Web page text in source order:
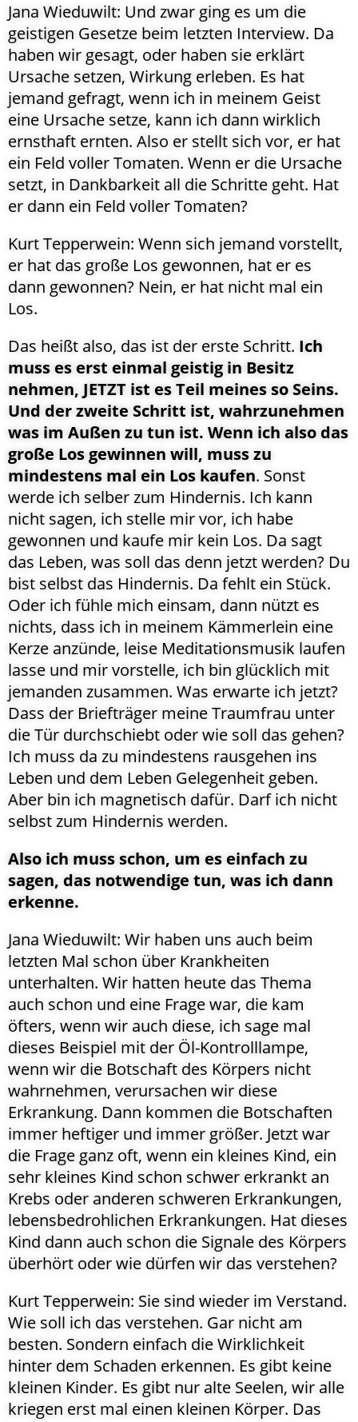
Jana Wieduwilt: Und zwar ging es um die
geistigen Gesetze beim letzten Interview. Da
haben wir gesagt, oder haben sie erklärt
Ursache setzen, Wirkung erleben. Es hat
jemand gefragt, wenn ich in meinem Geist
eine Ursache setze, kann ich dann wirklich
ernsthaft ernten. Also er stellt sich vor, er hat
ein Feld voller Tomaten. Wenn er die Ursache
setzt, in Dankbarkeit all die Schritte geht. Hat
er dann ein Feld voller Tomaten?
Kurt Tepperwein: Wenn sich jemand vorstellt,
er hat das große Los gewonnen, hat er es
dann gewonnen? Nein, er hat nicht mal ein
Los.
Das heißt also, das ist der erste Schritt. Ich
muss es erst einmal geistig in Besitz
nehmen, JETZT ist es Teil meines so Seins.
Und der zweite Schritt ist, wahrzunehmen
was im Außen zu tun ist. Wenn ich also das
große Los gewinnen will, muss zu
mindestens mal ein Los kaufen. Sonst
werde ich selber zum Hindernis. Ich kann
nicht sagen, ich stelle mir vor, ich habe
gewonnen und kaufe mir kein Los. Da sagt
das Leben, was soll das denn jetzt werden? Du
bist selbst das Hindernis. Da fehlt ein Stück.
Oder ich fühle mich einsam, dann nützt es
nichts, dass ich in meinem Kämmerlein eine
Kerze anzünde, leise Meditationsmusik laufen
lasse und mir vorstelle, ich bin glücklich mit
jemanden zusammen. Was erwarte ich jetzt?
Dass der Briefträger meine Traumfrau unter
die Tür durchschiebt oder wie soll das gehen?
Ich muss da zu mindestens rausgehen ins
Leben und dem Leben Gelegenheit geben.
Aber bin ich magnetisch dafür. Darf ich nicht
selbst zum Hindernis werden.
Also ich muss schon, um es einfach zu
sagen, das notwendige tun, was ich dann
erkenne.
Jana Wieduwilt: Wir haben uns auch beim
letzten Mal schon über Krankheiten
unterhalten. Wir hatten heute das Thema
auch schon und eine Frage war, die kam
öfters, wenn wir auch diese, ich sage mal
dieses Beispiel mit der Öl-Kontrolllampe,
wenn wir die Botschaft des Körpers nicht
wahrnehmen, verursachen wir diese
Erkrankung. Dann kommen die Botschaften
immer heftiger und immer größer. Jetzt war
die Frage ganz oft, wenn ein kleines Kind, ein
sehr kleines Kind schon schwer erkrankt an
Krebs oder anderen schweren Erkrankungen,
lebensbedrohlichen Erkrankungen. Hat dieses
Kind dann auch schon die Signale des Körpers
überhört oder wie dürfen wir das verstehen?
Kurt Tepperwein: Sie sind wieder im Verstand.
Wie soll ich das verstehen. Gar nicht am
besten. Sondern einfach die Wirklichkeit
hinter dem Schaden erkennen. Es gibt keine
kleinen Kinder. Es gibt nur alte Seelen, wir alle
kriegen erst mal einen kleinen Körper. Das